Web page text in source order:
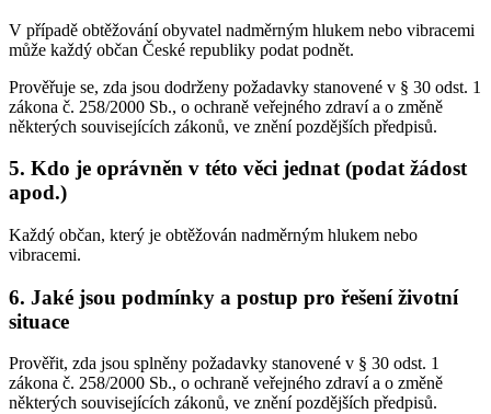
V případě obtěžování obyvatel nadměrným hlukem nebo vibracemi
může každý občan České republiky podat podnět.
Prověřuje se, zda jsou dodrženy požadavky stanovené v § 30 odst. 1
zákona č. 258/2000 Sb., o ochraně veřejného zdraví a o změně
některých souvisejících zákonů, ve znění pozdějších předpisů.
5. Kdo je oprávněn v této věci jednat (podat žádost
apod.)
Každý občan, který je obtěžován nadměrným hlukem nebo
vibracemi.
6. Jaké jsou podmínky a postup pro řešení životní
situace
Prověřit, zda jsou splněny požadavky stanovené v § 30 odst. 1
zákona č. 258/2000 Sb., o ochraně veřejného zdraví a o změně
některých souvisejících zákonů, ve znění pozdějších předpisů.